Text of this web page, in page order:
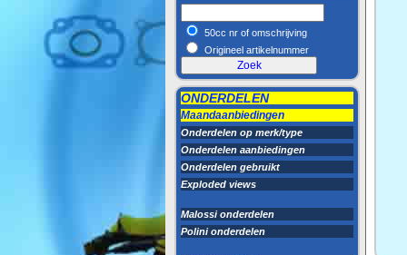
50cc nr of omschrijving
Origineel artikelnummer
ONDERDELEN
Maandaanbiedingen
Onderdelen op merk/type
Onderdelen aanbiedingen
Onderdelen gebruikt
Exploded views
Malossi onderdelen
Polini onderdelen